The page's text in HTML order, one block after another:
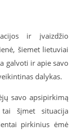
ir įvaizdžio
šiemet lietuviai
galvoti ir apie savo
dalykas.
savo apsipirkimą
šįmet situacija
pirkinius ėmė